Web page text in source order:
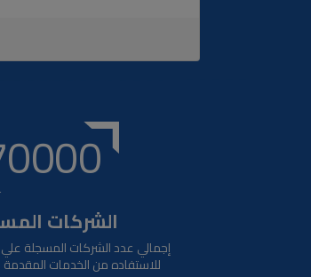
الشركات
إجمالي عدد الشركات المسجلة علي
للاستفاده من الخدمات